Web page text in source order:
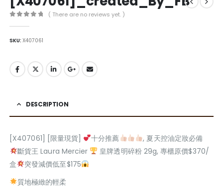
( There are no reviews yet. )
SKU:X407061
DESCRIPTION
[X407061] [限量現貨] 十分推薦
, 夏天控油定妝必備
斷貨王 Laura Mercier
皇牌透明碎粉 29g, 專櫃原價$370/
盒
突發減價低至$175
質地極緻的輕柔